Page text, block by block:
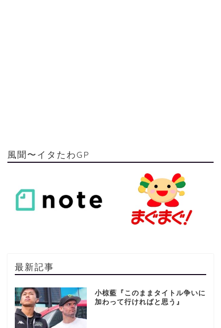
風聞〜イタたわGP
最新記事
小椋藍『このままタイトル争いに
加わって行ければと思う』